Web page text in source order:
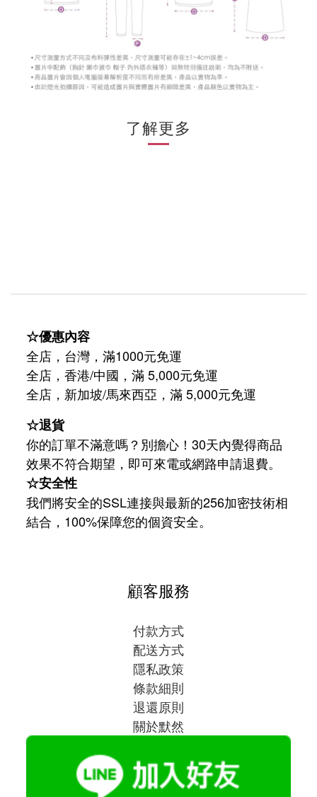
了解更多
☆優惠內容
全店，台灣，滿1000元免運
全店，香港/中國，滿 5,000元免運
全店，新加坡/馬來西亞，滿 5,000元免運
☆退貨
你的訂單不滿意嗎？別擔心！30天內覺得商品
效果不符合期望，即可來電或網路申請退費。
☆安全性
我們將安全的SSL連接與最新的256加密技術相
結合，100%保障您的個資安全。
顧客服務
付款方式
配送方式
隱私政策
條款細則
退還原則
關於默然